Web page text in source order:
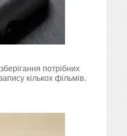
потрібних
кількох фільмів.